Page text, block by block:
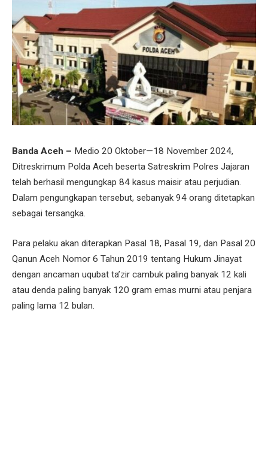
Banda Aceh – Medio 20 Oktober—18 November 2024,
Ditreskrimum Polda Aceh beserta Satreskrim Polres Jajaran
telah berhasil mengungkap 84 kasus maisir atau perjudian.
Dalam pengungkapan tersebut, sebanyak 94 orang ditetapkan
sebagai tersangka.
Para pelaku akan diterapkan Pasal 18, Pasal 19, dan Pasal 20
Qanun Aceh Nomor 6 Tahun 2019 tentang Hukum Jinayat
dengan ancaman uqubat ta’zir cambuk paling banyak 12 kali
atau denda paling banyak 120 gram emas murni atau penjara
paling lama 12 bulan.